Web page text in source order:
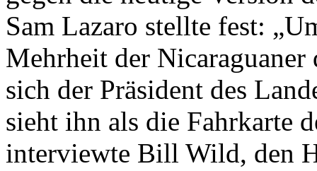
Sam Lazaro stellte fest:
Mehrheit der
sich der Präsident des
sieht ihn als die Fahrkarte
interviewte Bill Wild, den